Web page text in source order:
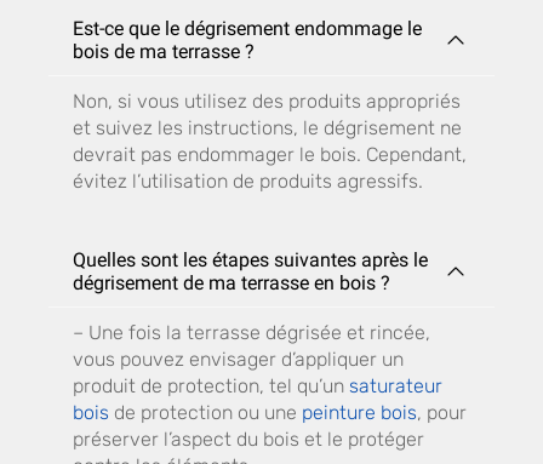
Est-ce que le dégrisement endommage le
bois de ma terrasse ?
Non, si vous utilisez des produits appropriés
et suivez les instructions, le dégrisement ne
devrait pas endommager le bois. Cependant,
évitez l’utilisation de produits agressifs.
Quelles sont les étapes suivantes après le
dégrisement de ma terrasse en bois ?
– Une fois la terrasse dégrisée et rincée,
vous pouvez envisager d’appliquer un
produit de protection, tel qu’un saturateur
bois de protection ou une peinture bois, pour
préserver l’aspect du bois et le protéger